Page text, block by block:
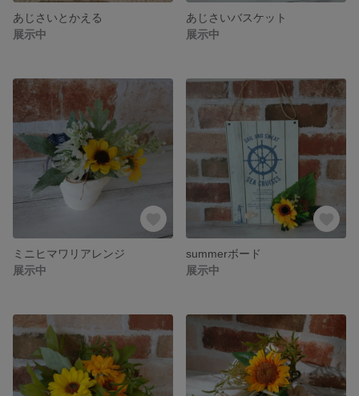
あじさいとかえる
展示中
あじさいバスケット
展示中
ミニヒマワリアレンジ
展示中
summerボード
展示中